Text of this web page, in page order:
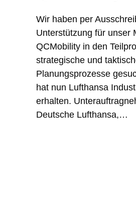
Wir haben per
Unterstützung für unser
QCMobility in den
strategische und
Planungsprozesse
hat nun Lufthansa
erhalten.
Deutsche Lufthansa,…